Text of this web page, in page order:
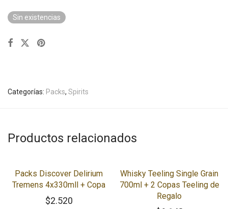
Sin existencias
Categorías: Packs, Spirits
Productos relacionados
Packs Discover Delirium
Tremens 4x330mll + Copa
$2.520
Whisky Teeling Single Grain
700ml + 2 Copas Teeling de
Regalo